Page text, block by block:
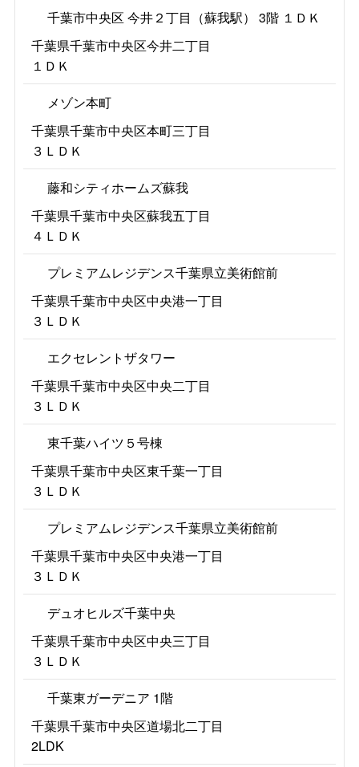
千葉市中央区 今井２丁目（蘇我駅） 3階 １ＤＫ
千葉県千葉市中央区今井二丁目
１ＤＫ
メゾン本町
千葉県千葉市中央区本町三丁目
３ＬＤＫ
藤和シティホームズ蘇我
千葉県千葉市中央区蘇我五丁目
４ＬＤＫ
プレミアムレジデンス千葉県立美術館前
千葉県千葉市中央区中央港一丁目
３ＬＤＫ
エクセレントザタワー
千葉県千葉市中央区中央二丁目
３ＬＤＫ
東千葉ハイツ５号棟
千葉県千葉市中央区東千葉一丁目
３ＬＤＫ
プレミアムレジデンス千葉県立美術館前
千葉県千葉市中央区中央港一丁目
３ＬＤＫ
デュオヒルズ千葉中央
千葉県千葉市中央区中央三丁目
３ＬＤＫ
千葉東ガーデニア 1階
千葉県千葉市中央区道場北二丁目
2LDK